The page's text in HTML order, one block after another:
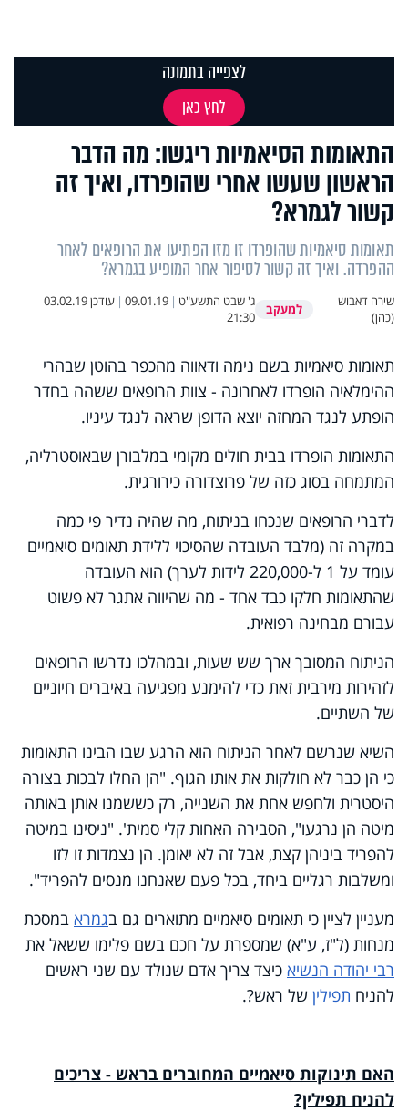
התאומות הסיאמיות ריגשו: מה הדבר
הראשון שעשו אחרי שהופרדו, ואיך זה
קשור לגמרא?
תאומות סיאמיות שהופרדו זו מזו הפתיעו את הרופאים לאחר
ההפרדה. ואיך זה קשור לסיפור אחר המופיע בגמרא?
שירה דאבוש
(כהן)
למעקב ג' שבט התשע"ט |
09.01.19
| עודכן03.02.19
21:30
לצפייה בתמונה
לחץ כאן
תאומות סיאמיות בשם נימה ודאווה מהכפר בהוטן שבהרי
ההימלאיה הופרדו לאחרונה - צוות הרופאים ששהה בחדר
הופתע לנגד המחזה יוצא הדופן שראה לנגד עיניו.
התאומות הופרדו בבית חולים מקומי במלבורן שבאוסטרליה,
המתמחה בסוג כזה של פרוצדורה כירורגית.
לדברי הרופאים שנכחו בניתוח, מה שהיה נדיר פי כמה
במקרה זה (מלבד העובדה שהסיכוי ללידת תאומים סיאמיים
עומד על 1 ל-220,000 לידות לערך) הוא העובדה
שהתאומות חלקו כבד אחד - מה שהיווה אתגר לא פשוט
עבורם מבחינה רפואית.
הניתוח המסובך ארך שש שעות, ובמהלכו נדרשו הרופאים
לזהירות מירבית זאת כדי להימנע מפגיעה באיברים חיוניים
של השתיים.
השיא שנרשם לאחר הניתוח הוא הרגע שבו הבינו התאומות
כי הן כבר לא חולקות את אותו הגוף. "הן החלו לבכות בצורה
היסטרית ולחפש אחת את השנייה, רק כששמנו אותן באותה
מיטה הן נרגעו", הסבירה האחות קלי סמית'. "ניסינו במיטה
להפריד ביניהן קצת, אבל זה לא יאומן. הן נצמדות זו לזו
ומשלבות רגליים ביחד, בכל פעם שאנחנו מנסים להפריד".
מעניין לציין כי תאומים סיאמיים מתוארים גם בגמרא במסכת
מנחות (ל"ז, ע"א) שמספרת על חכם בשם פלימו ששאל את
רבי יהודה הנשיא כיצד צריך אדם שנולד עם שני ראשים
להניח תפילין של ראש?.
האם תינוקות סיאמיים המחוברים בראש - צריכים
להניח תפילין?